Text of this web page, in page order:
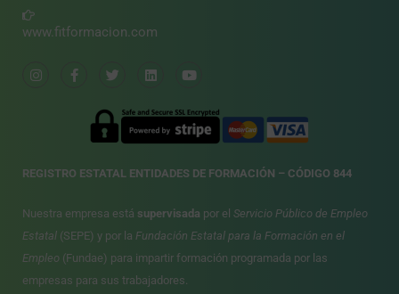
www.fitformacion.com
REGISTRO ESTATAL ENTIDADES DE FORMACIÓN – CÓDIGO 844
Nuestra empresa está supervisada por el Servicio Público de Empleo
Estatal (SEPE) y por la Fundación Estatal para la Formación en el
Empleo (Fundae) para impartir formación programada por las
empresas para sus trabajadores.